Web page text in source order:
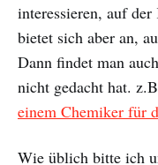
interessieren, auf
bietet sich aber an,
Dann findet man
nicht gedacht hat.
einem Chemiker für
Wie üblich bitte ich